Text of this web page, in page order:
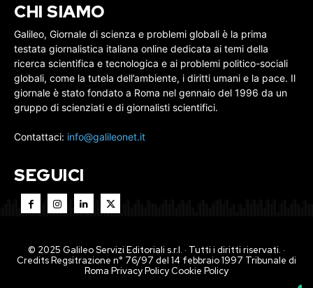
CHI SIAMO
Galileo, Giornale di scienza e problemi globali è la prima
testata giornalistica italiana online dedicata ai temi della
ricerca scientifica e tecnologica e ai problemi politico-sociali
globali, come la tutela dell’ambiente, i diritti umani e la pace. Il
giornale è stato fondato a Roma nel gennaio del 1996 da un
gruppo di scienziati e di giornalisti scientifici.
Contattaci: info@galileonet.it
SEGUICI
© 2025 Galileo Servizi Editoriali s.r.l. · Tutti i diritti riservati. ·
Credits Regsitrazione n° 76/97 del 14 febbraio 1997 Tribunale di
Roma Privacy PolicyCookie Policy